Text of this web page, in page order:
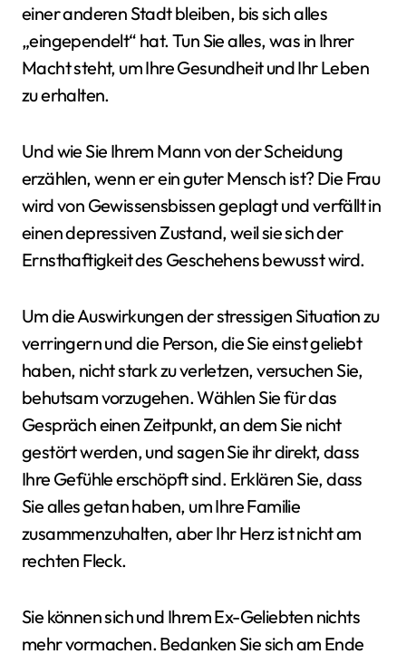
einer anderen Stadt bleiben, bis sich alles
„eingependelt“ hat. Tun Sie alles, was in Ihrer
Macht steht, um Ihre Gesundheit und Ihr Leben
zu erhalten.
Und wie Sie Ihrem Mann von der Scheidung
erzählen, wenn er ein guter Mensch ist? Die Frau
wird von Gewissensbissen geplagt und verfällt in
einen depressiven Zustand, weil sie sich der
Ernsthaftigkeit des Geschehens bewusst wird.
Um die Auswirkungen der stressigen Situation zu
verringern und die Person, die Sie einst geliebt
haben, nicht stark zu verletzen, versuchen Sie,
behutsam vorzugehen. Wählen Sie für das
Gespräch einen Zeitpunkt, an dem Sie nicht
gestört werden, und sagen Sie ihr direkt, dass
Ihre Gefühle erschöpft sind. Erklären Sie, dass
Sie alles getan haben, um Ihre Familie
zusammenzuhalten, aber Ihr Herz ist nicht am
rechten Fleck.
Sie können sich und Ihrem Ex-Geliebten nichts
mehr vormachen. Bedanken Sie sich am Ende